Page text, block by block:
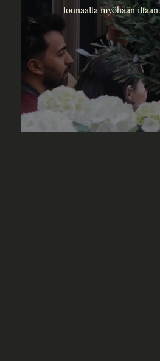
lounaalta myöhään